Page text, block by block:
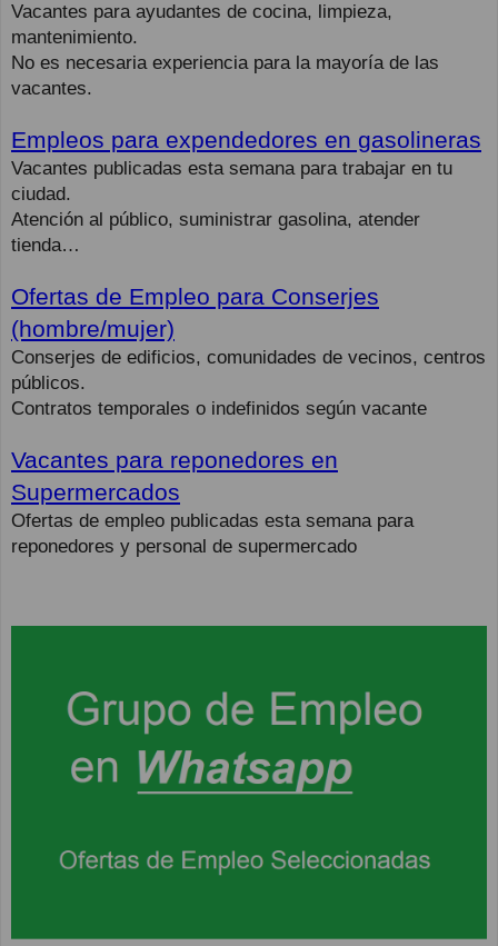
Vacantes para ayudantes de cocina, limpieza,
mantenimiento.
No es necesaria experiencia para la mayoría de las
vacantes.
Empleos para expendedores en gasolineras
Vacantes publicadas esta semana para trabajar en tu
ciudad.
Atención al público, suministrar gasolina, atender
tienda…
Ofertas de Empleo para Conserjes
(hombre/mujer)
Conserjes de edificios, comunidades de vecinos, centros
públicos.
Contratos temporales o indefinidos según vacante
Vacantes para reponedores en
Supermercados
Ofertas de empleo publicadas esta semana para
reponedores y personal de supermercado